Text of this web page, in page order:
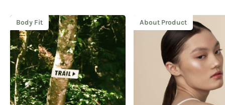
Body Fit About Product